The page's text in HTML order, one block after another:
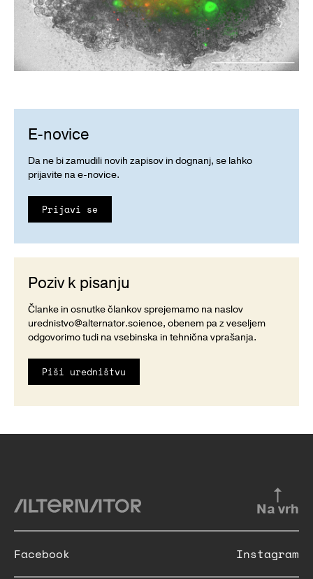
E-novice
Da ne bi zamudili novih zapisov in dognanj, se lahko
prijavite na e-novice.
Prijavi se
Poziv k pisanju
Članke in osnutke člankov sprejemamo na naslov
urednistvo@alternator.science, obenem pa z veseljem
odgovorimo tudi na vsebinska in tehnična vprašanja.
Piši uredništvu
Na vrh
Facebook Instagram